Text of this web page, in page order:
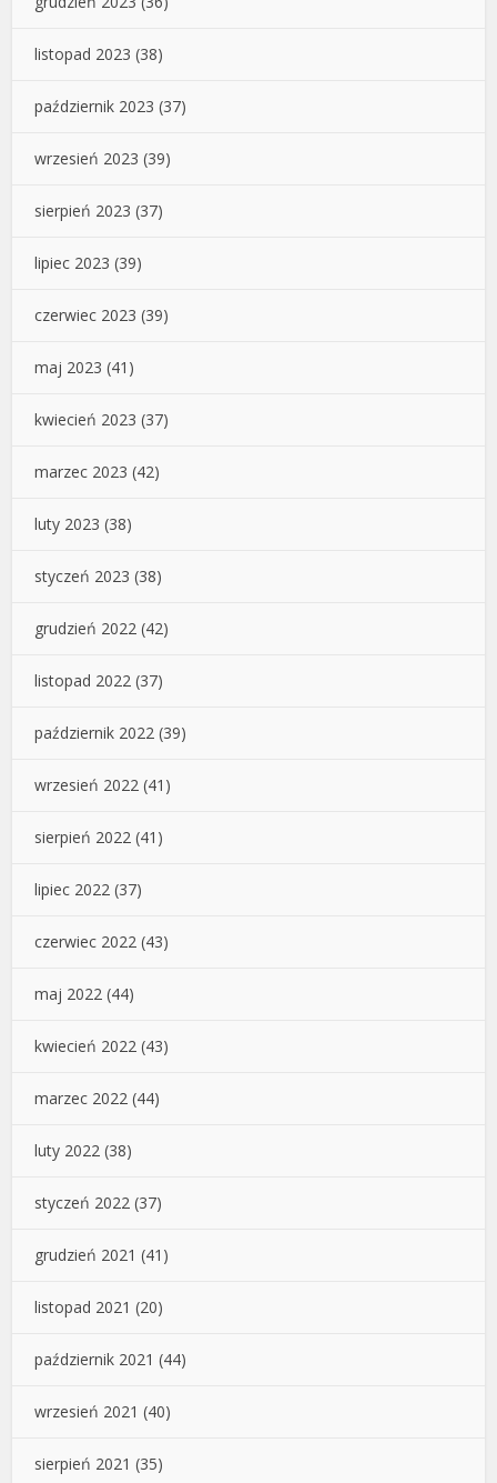
listopad 2023 (38)
październik 2023 (37)
wrzesień 2023 (39)
sierpień 2023 (37)
lipiec 2023 (39)
czerwiec 2023 (39)
maj 2023 (41)
kwiecień 2023 (37)
marzec 2023 (42)
luty 2023 (38)
styczeń 2023 (38)
grudzień 2022 (42)
listopad 2022 (37)
październik 2022 (39)
wrzesień 2022 (41)
sierpień 2022 (41)
lipiec 2022 (37)
czerwiec 2022 (43)
maj 2022 (44)
kwiecień 2022 (43)
marzec 2022 (44)
luty 2022 (38)
styczeń 2022 (37)
grudzień 2021 (41)
listopad 2021 (20)
październik 2021 (44)
wrzesień 2021 (40)
sierpień 2021 (35)